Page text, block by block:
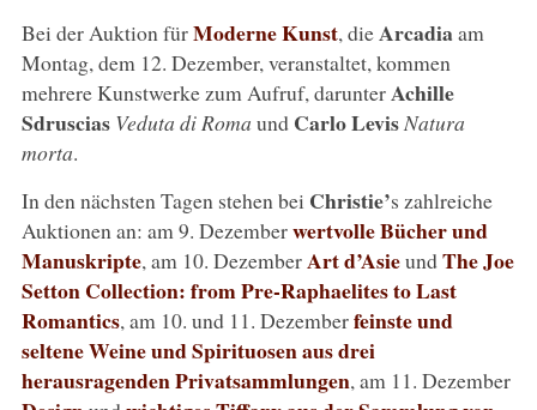
Bei der Auktion fürModerne Kunst, dieArcadiaam
Montag, dem 12. Dezember, veranstaltet, kommen
mehrere Kunstwerke zum Aufruf, darunterAchille
Sdruscias Veduta di Roma und Carlo Levis Natura
morta.
In den nächsten Tagen stehen bei Christie’s zahlreiche
Auktionen an: am 9. Dezemberwertvolle Bücher und
Manuskripte, am 10. DezemberArt d’AsieundThe Joe
Setton Collection: from Pre-Raphaelites to Last
Romantics, am 10. und 11. Dezemberfeinste und
seltene Weine und Spirituosen aus drei
herausragenden Privatsammlungen, am 11. Dezember